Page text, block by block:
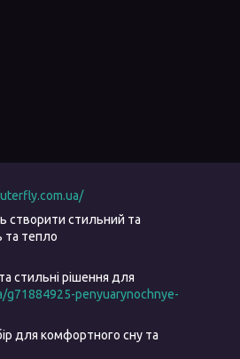
створити стильний та
та тепло
стильні рішення для
g71884925-penyuarynochnye-
для комфортного сну та